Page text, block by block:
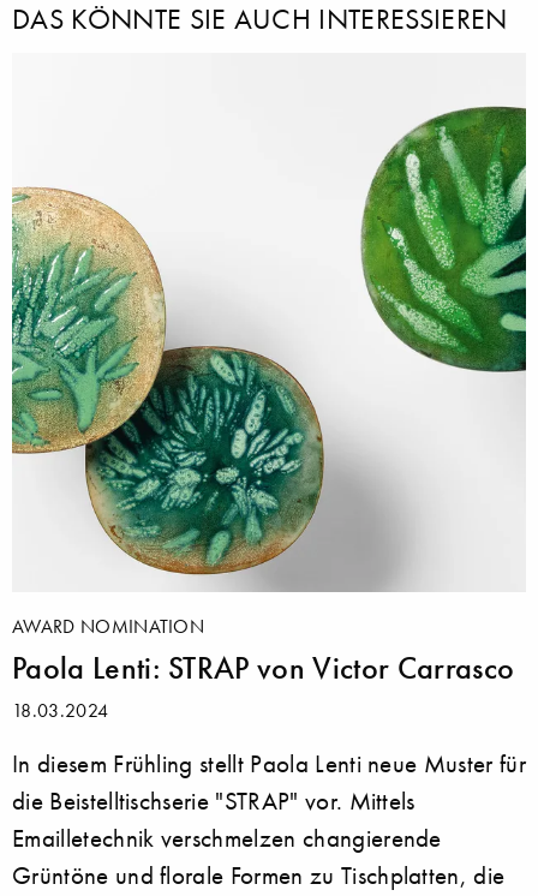
DAS KÖNNTE SIE AUCH INTERESSIEREN
AWARD NOMINATION
Paola Lenti: STRAP von Victor Carrasco
18.03.2024
In diesem Frühling stellt Paola Lenti neue Muster für
die Beistelltischserie "STRAP" vor. Mittels
Emailletechnik verschmelzen changierende
Grüntöne und florale Formen zu Tischplatten, die